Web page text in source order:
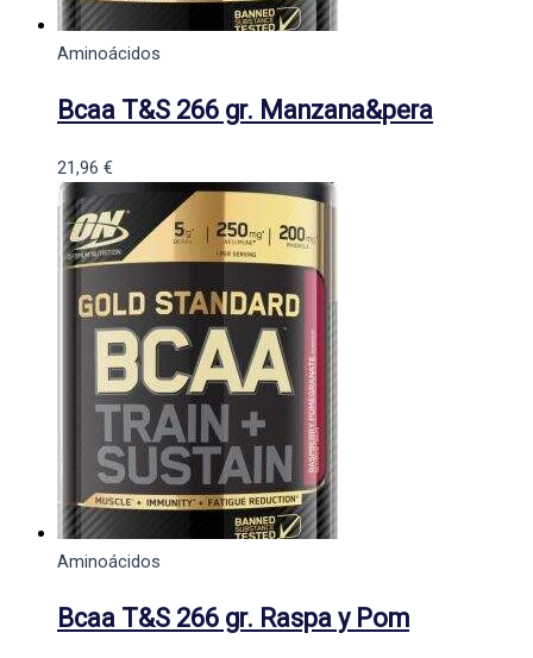
Aminoácidos
Bcaa T&S 266 gr. Manzana&pera
21,96 €
Aminoácidos
Bcaa T&S 266 gr. Raspa y Pom